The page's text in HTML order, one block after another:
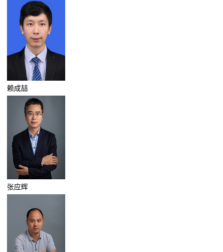
赖成喆
张应辉